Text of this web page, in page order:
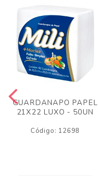
GUARDANAPO PAPEL
21X22 LUXO - 50UN
Código: 12698